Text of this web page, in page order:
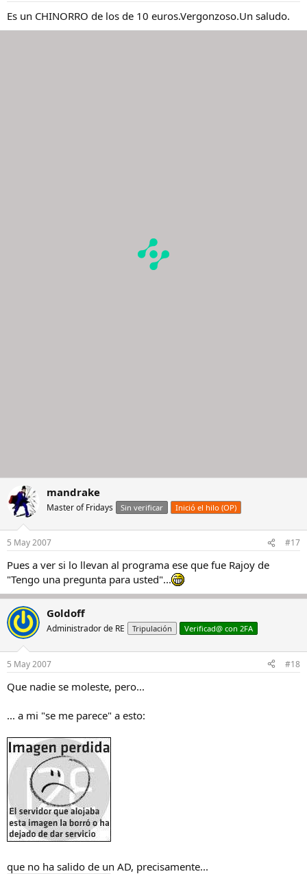
Es un CHINORRO de los de 10 euros.Vergonzoso.Un saludo.
mandrake
Master of Fridays Sin verificar Inició el hilo (OP)
5 May 2007 #17
Pues a ver si lo llevan al programa ese que fue Rajoy de
"Tengo una pregunta para usted"...
Goldoff
Administrador de RE Tripulación Verificad@ con 2FA
5 May 2007 #18
Que nadie se moleste, pero...
... a mi "se me parece" a esto:
que no ha salido de un AD, precisamente...